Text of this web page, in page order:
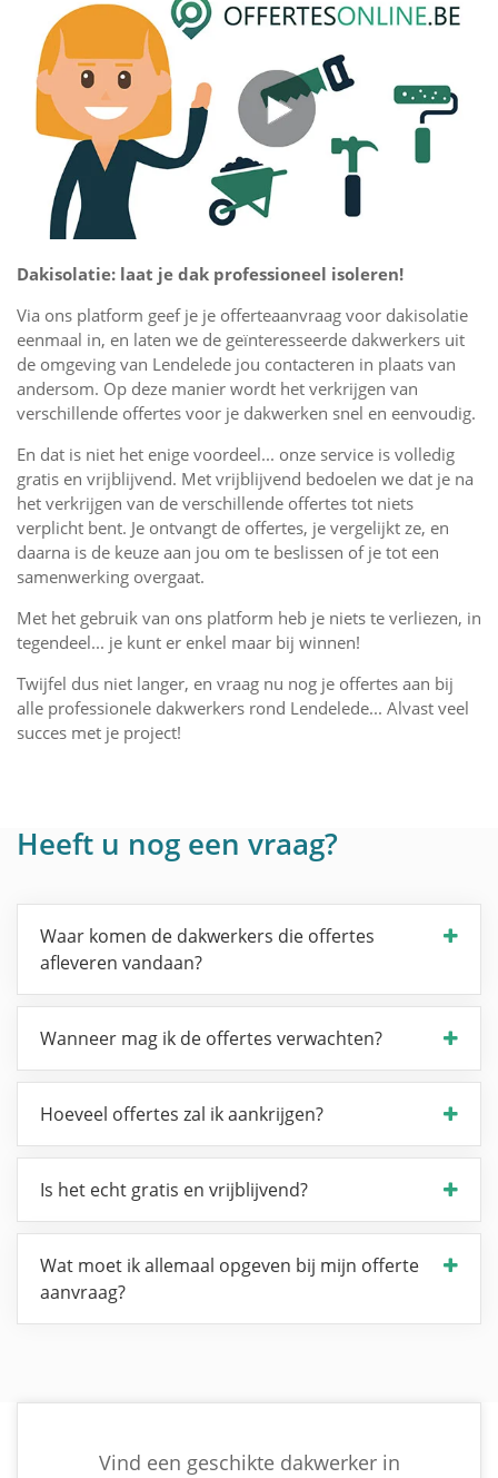
Dakisolatie: laat je dak professioneel isoleren!
Via ons platform geef je je offerteaanvraag voor dakisolatie
eenmaal in, en laten we de geïnteresseerde dakwerkers uit
de omgeving van Lendelede jou contacteren in plaats van
andersom. Op deze manier wordt het verkrijgen van
verschillende offertes voor je dakwerken snel en eenvoudig.
En dat is niet het enige voordeel... onze service is volledig
gratis en vrijblijvend. Met vrijblijvend bedoelen we dat je na
het verkrijgen van de verschillende offertes tot niets
verplicht bent. Je ontvangt de offertes, je vergelijkt ze, en
daarna is de keuze aan jou om te beslissen of je tot een
samenwerking overgaat.
Met het gebruik van ons platform heb je niets te verliezen, in
tegendeel... je kunt er enkel maar bij winnen!
Twijfel dus niet langer, en vraag nu nog je offertes aan bij
alle professionele dakwerkers rond Lendelede... Alvast veel
succes met je project!
Heeft u nog een vraag?
Waar komen de dakwerkers die offertes
afleveren vandaan?
Wanneer mag ik de offertes verwachten?
Hoeveel offertes zal ik aankrijgen?
Is het echt gratis en vrijblijvend?
Wat moet ik allemaal opgeven bij mijn offerte
aanvraag?
Vind een geschikte dakwerker in